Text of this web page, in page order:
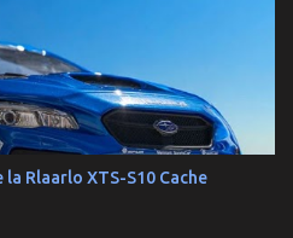
Blaney No. 12 Advance Auto Parts
Rlaarlo XTS-S10 Cache